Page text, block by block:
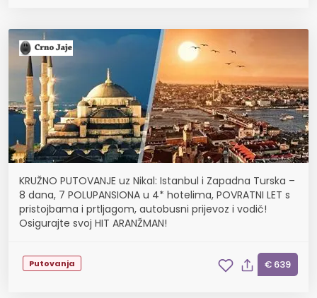
KRUŽNO PUTOVANJE uz Nikal: Istanbul i Zapadna Turska –
8 dana, 7 POLUPANSIONA u 4* hotelima, POVRATNI LET s
pristojbama i prtljagom, autobusni prijevoz i vodič!
Osigurajte svoj HIT ARANŽMAN!
Putovanja € 639